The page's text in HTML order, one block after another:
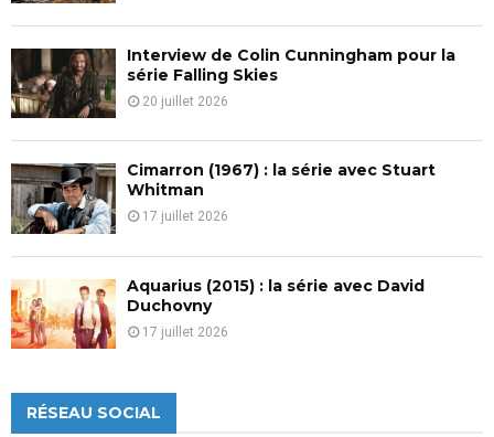
Interview de Colin Cunningham pour la
série Falling Skies
20 juillet 2026
Cimarron (1967) : la série avec Stuart
Whitman
17 juillet 2026
Aquarius (2015) : la série avec David
Duchovny
17 juillet 2026
RÉSEAU SOCIAL